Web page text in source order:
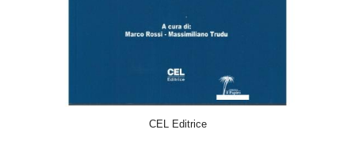
CEL Editrice